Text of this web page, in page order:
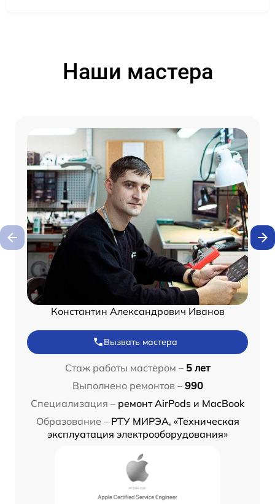
Наши мастера
Константин Александрович Иванов
Вызвать мастера
Стаж работы мастером – 5 лет
Выполнено ремонтов – 990
Специализация – ремонт AirPods и MacBook
Образование – РТУ МИРЭА, «Техническая
эксплуатация электрооборудования»